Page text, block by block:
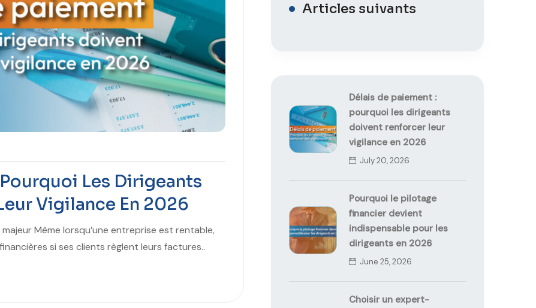
Les Dirigeants
Vigilance En 2026
Même lorsqu’une entreprise est rentable,
si ses clients règlent leurs factures..
Articles suivants
Délais de paiement :
pourquoi les dirigeants
doivent renforcer leur
vigilance en 2026
July 20, 2026
Pourquoi le pilotage
financier devient
indispensable pour les
dirigeants en 2026
June 25, 2026
Choisir un expert-